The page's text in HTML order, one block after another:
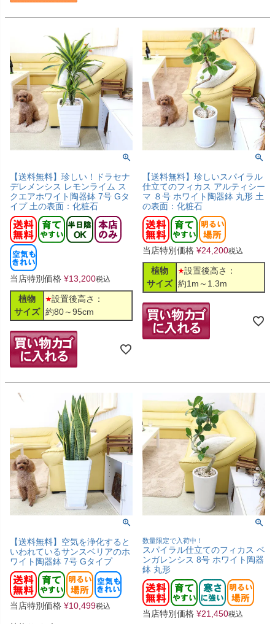
【送料無料】珍しい！ドラセナ
デレメンシス レモンライム ス
クエアホワイト陶器鉢 7号 Gタ
イプ 土の表面：化粧石
当店特別価格 ¥13,200税込
植物
サイズ
設置後高さ：
約80～95cm
【送料無料】珍しいスパイラル
仕立てのフィカス アルティシー
マ ８号 ホワイト陶器鉢 丸形 土
の表面：化粧石
当店特別価格 ¥24,200税込
植物
サイズ
設置後高さ：
約1m～1.3m
【送料無料】空気を浄化すると
いわれているサンスベリアのホ
ワイト陶器鉢 7号 Gタイプ
当店特別価格 ¥10,499税込
数量限定で入荷中！
スパイラル仕立てのフィカス ベ
ンガレンシス 8号 ホワイト陶器
鉢 丸形
当店特別価格 ¥21,450税込